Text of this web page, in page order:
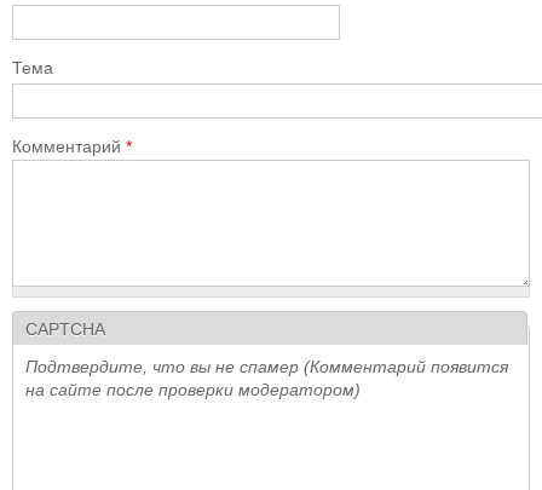
Тема
Комментарий *
CAPTCHA
Подтвердите, что вы не спамер (Комментарий появится
на сайте после проверки модератором)